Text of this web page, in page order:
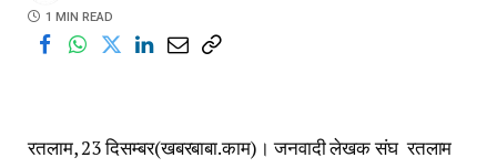
1 MIN READ
रतलाम, 23 दिसम्बर(खबरबाबा.काम)। जनवादी लेखक संघ रतलाम